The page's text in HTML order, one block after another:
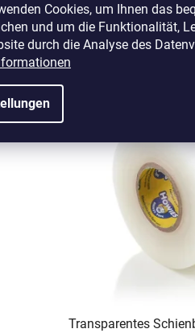
Cookies, um Ihnen das
und um die Funktionalität,
durch die Analyse des
Verwandte
Transparentes